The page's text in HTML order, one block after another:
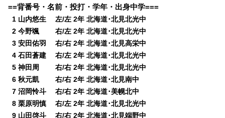
==背番号・名前・投打・学年・出身中学===
01 山内悠生 左/左 2年 北海道･北見北光中
02 今野颯 右/左 2年 北海道･北見北光中
03 安田佑羽 右/右 2年 北海道･北見高栄中
04 石田蒼建 右/左 2年 北海道･北見北光中
05 神田周 右/右 2年 北海道･北見北光中
06 秋元凱 右/右 2年 北海道･北見南中
07 沼岡怜斗 右/右 2年 北海道･美幌北中
08 栗原明慎 右/左 2年 北海道･北見北光中
09 山田啓斗 右/右 2年 北海道･北見端野中